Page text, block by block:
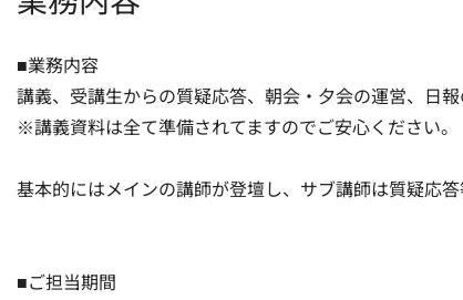
■業務内容
講義、受講生からの質疑応答、朝会・夕会の運営、日
※講義資料は全て準備されてますのでご安心ください。
基本的にはメインの講師が登壇し、サブ講師は質疑応
■ご担当期間